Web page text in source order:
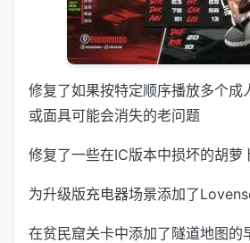
修复了如果按特定顺序播放多个成
或面具可能会消失的老问题
修复了一些在IC版本中损坏的胡萝
为升级版充电器场景添加了
在贫民窟关卡中添加了隧道地图的